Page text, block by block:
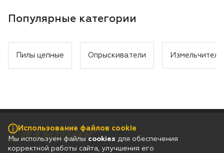
Популярные категории
Пилы цепные Опрыскиватели Измельчители
Использование файлов cookie
Мы используем файлы cookies для обеспечения
корректной работы сайта, улучшения его